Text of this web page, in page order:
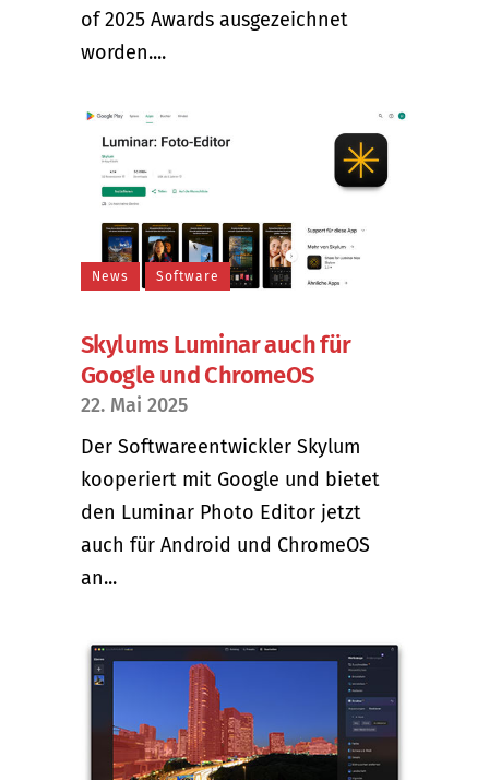
of 2025 Awards ausgezeichnet
worden....
News Software
Skylums Luminar auch für
Google und ChromeOS
22. Mai 2025
Der Softwareentwickler Skylum
kooperiert mit Google und bietet
den Luminar Photo Editor jetzt
auch für Android und ChromeOS
an...